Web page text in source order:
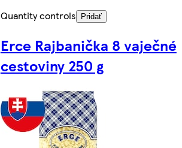
Quantity controls
Pridať
Erce Rajbanička 8 vaječné
cestoviny 250 g